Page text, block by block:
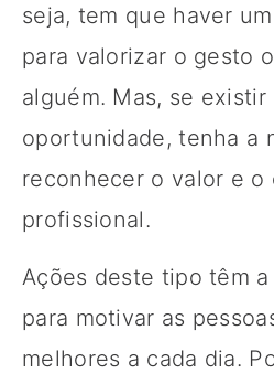
seja, tem que haver
para valorizar o gesto
alguém. Mas, se existir
oportunidade, tenha a
reconhecer o valor e o
profissional.
Ações deste tipo têm
para motivar as
melhores a cada dia.